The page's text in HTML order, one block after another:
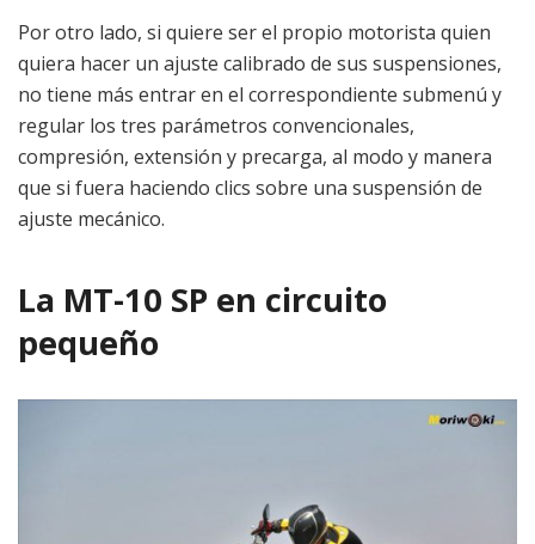
Por otro lado, si quiere ser el propio motorista quien
quiera hacer un ajuste calibrado de sus suspensiones,
no tiene más entrar en el correspondiente submenú y
regular los tres parámetros convencionales,
compresión, extensión y precarga, al modo y manera
que si fuera haciendo clics sobre una suspensión de
ajuste mecánico.
La MT-10 SP en circuito
pequeño